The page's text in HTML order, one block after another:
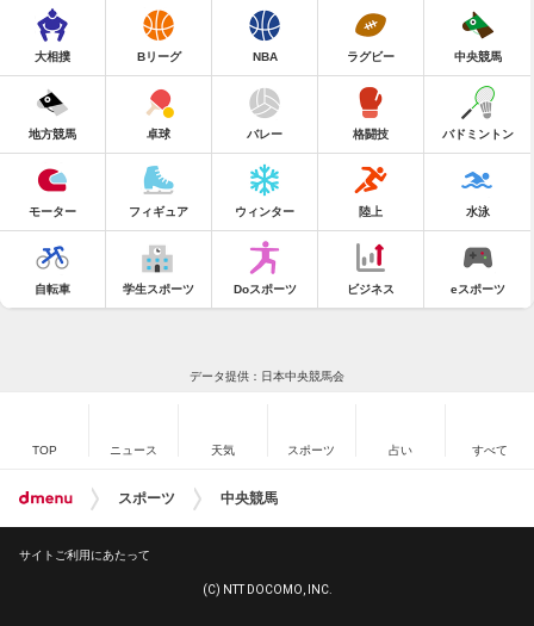
大相撲 Bリーグ NBA ラグビー 中央競馬
地方競馬 卓球 バレー 格闘技 バドミントン
モーター フィギュア ウィンター 陸上 水泳
自転車 学生スポーツ Doスポーツ ビジネス eスポーツ
データ提供：日本中央競馬会
TOP ニュース 天気 スポーツ 占い すべて
スポーツ 中央競馬
サイトご利用にあたって
(C) NTT DOCOMO, INC.